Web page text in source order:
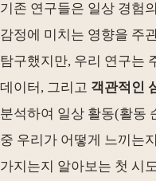
기존 연구들은 일상 경험
감정에 미치는 영향을 주
탐구했지만, 우리 연구는
데이터, 그리고 객관적인
분석하여 일상 활동(활동
중 우리가 어떻게 느끼는
가지는지 알아보는 첫 시